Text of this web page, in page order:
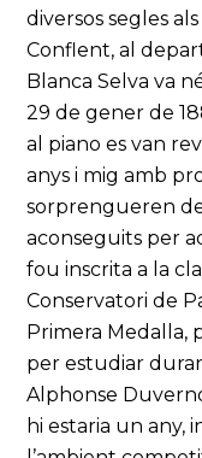
diversos segles
Conflent, al
Blanca Selva va
29 de gener de
al piano es van
anys i mig amb
sorprengueren
aconseguits per
fou inscrita a la
Conservatori de
Primera Medalla,
per estudiar
Alphonse
hi estaria un any,